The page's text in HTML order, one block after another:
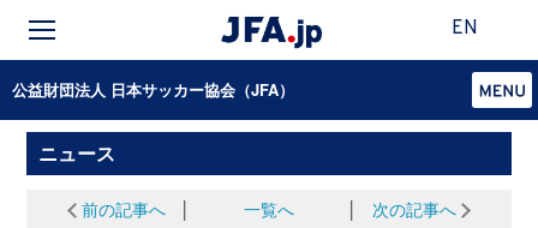
EN
公益財団法人 日本サッカー協会（JFA）
ニュース
前の記事へ 一覧へ 次の記事へ